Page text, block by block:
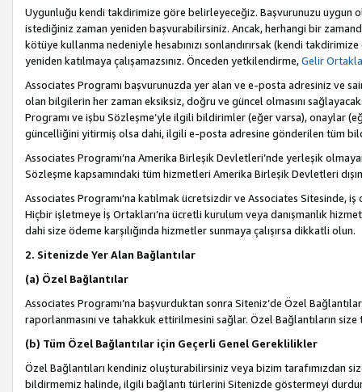
Uygunluğu kendi takdirimize göre belirleyeceğiz. Başvurunuzu uygun
istediğiniz zaman yeniden başvurabilirsiniz. Ancak, herhangi bir
kötüye kullanma nedeniyle hesabınızı sonlandırırsak (kendi
yeniden katılmaya çalışamazsınız. Önceden yetkilendirme,Gelir
Associates Programı başvurunuzda yer alan ve e-posta adresiniz ve
olan bilgilerin her zaman eksiksiz, doğru ve güncel olmasını
Programı ve işbu Sözleşme’yle ilgili bildirimler (eğer varsa), onaylar
güncelliğini yitirmiş olsa dahi, ilgili e-posta adresine gönderilen tüm
Associates Programı’na Amerika Birleşik Devletleri’nde yerleşik
Sözleşme kapsamındaki tüm hizmetleri Amerika Birleşik Devletleri
Associates Programı'na katılmak ücretsizdir ve Associates Sitesinde,
Hiçbir işletmeye İş Ortakları’na ücretli kurulum veya danışmanlık
dahi size ödeme karşılığında hizmetler sunmaya çalışırsa dikkatli olun.
2. Sitenizde Yer Alan Bağlantılar
(a) Özel Bağlantılar
Associates Programı’na başvurduktan sonra Siteniz’de Özel
raporlanmasını ve tahakkuk ettirilmesini sağlar. Özel Bağlantıların
(b) Tüm Özel Bağlantılar için Geçerli Genel Gereklilikler
Özel Bağlantıları kendiniz oluşturabilirsiniz veya bizim tarafımızdan
bildirmemiz halinde, ilgili bağlantı türlerini Sitenizde göstermeyi